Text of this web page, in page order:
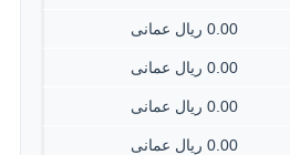
0.00 ريال عمانى
0.00 ريال عمانى
0.00 ريال عمانى
0.00 ريال عمانى